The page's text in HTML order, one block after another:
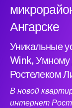
Ангарске
Уникальные
Wink,
Ростелеком
В новой
интернет